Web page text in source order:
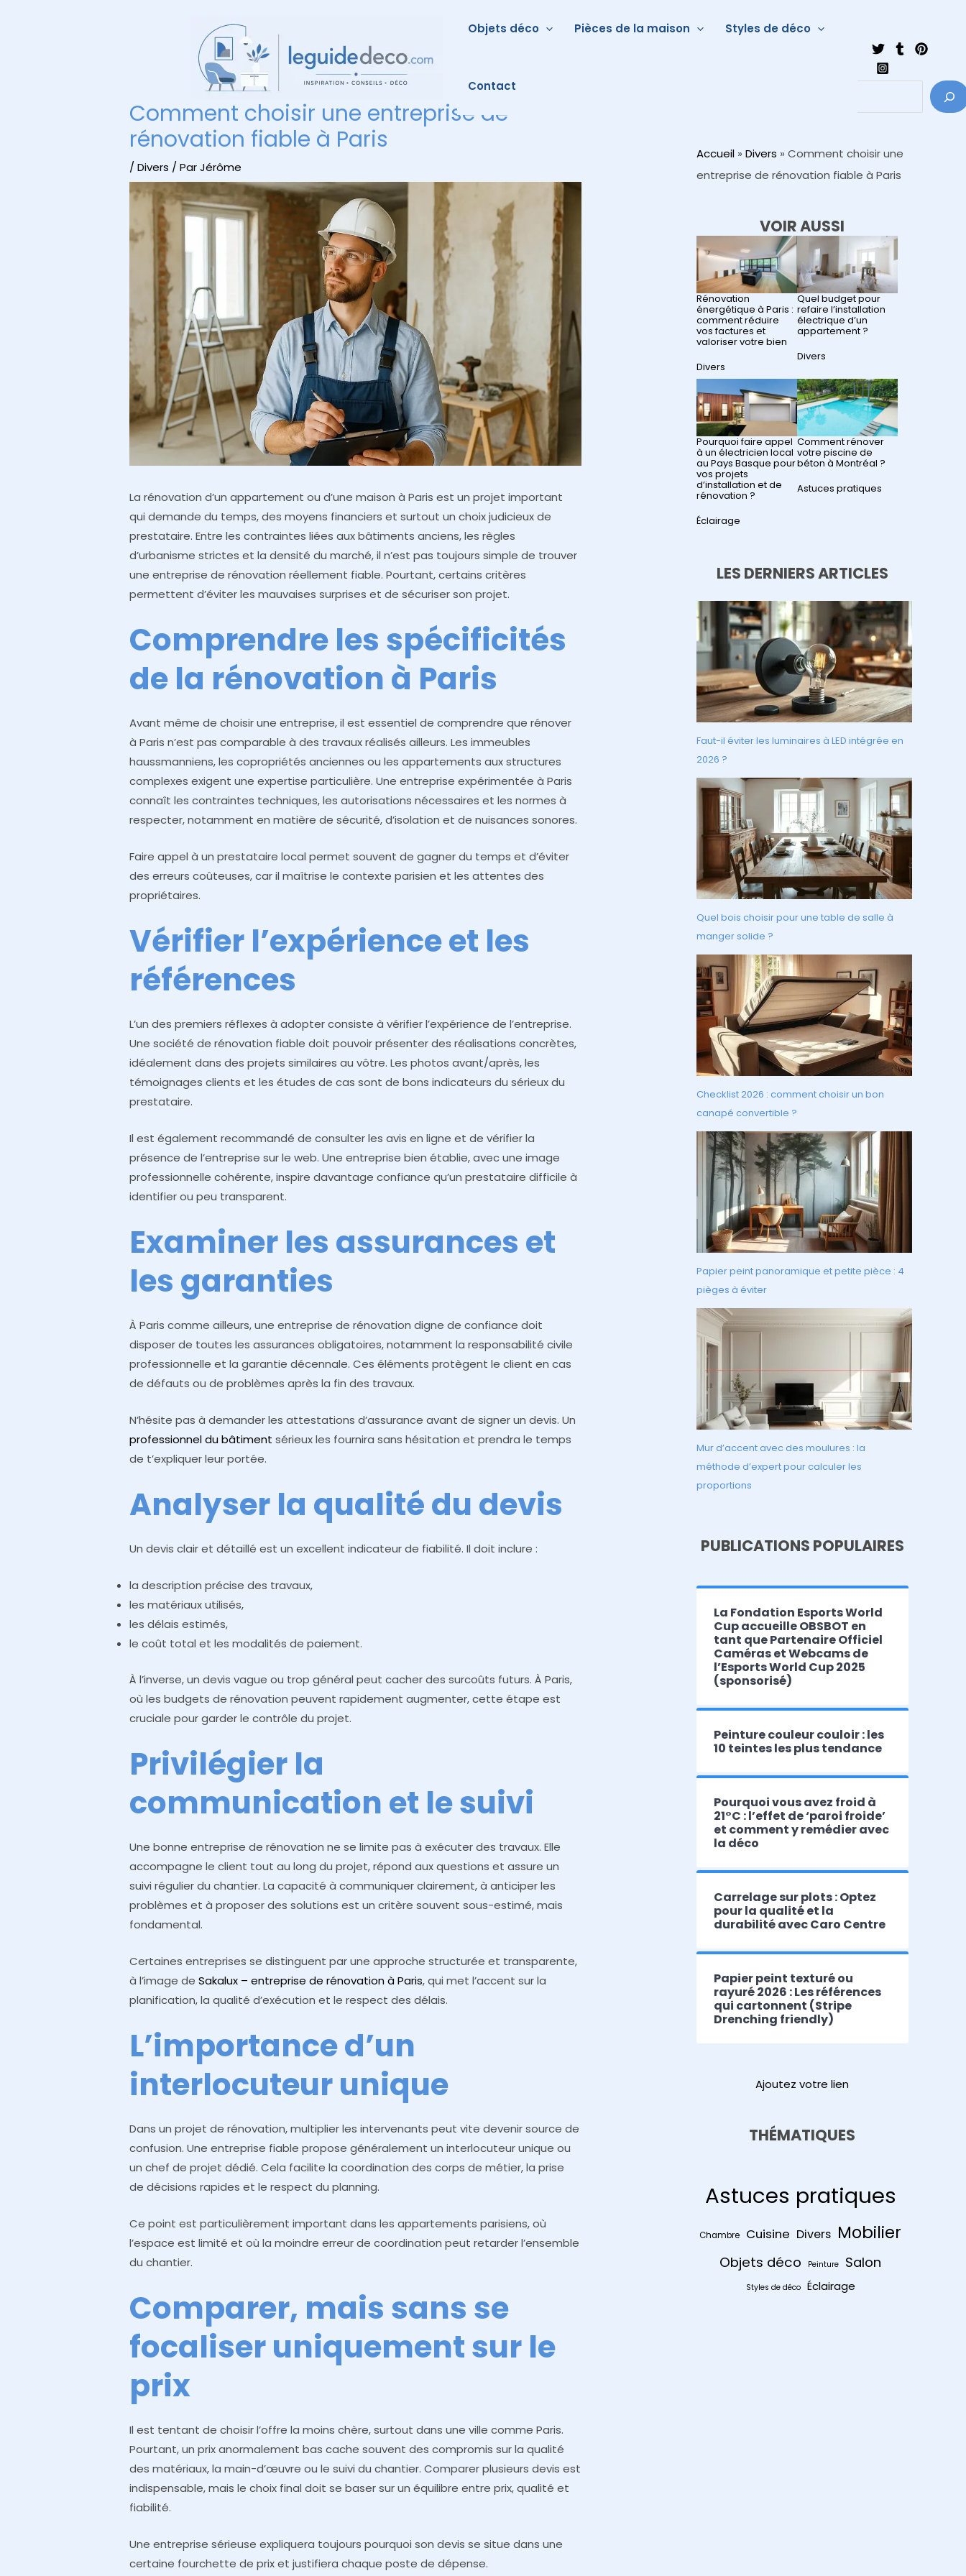
Objets déco Pièces de la maison Styles de déco
Contact
Comment choisir une entreprise de
rénovation fiable à Paris
/Divers / ParJérôme
La rénovation d’un appartement ou d’une maison à Paris est un projet important
qui demande du temps, des moyens financiers et surtout un choix judicieux de
prestataire. Entre les contraintes liées aux bâtiments anciens, les règles
d’urbanisme strictes et la densité du marché, il n’est pas toujours simple de trouver
une entreprise de rénovation réellement fiable. Pourtant, certains critères
permettent d’éviter les mauvaises surprises et de sécuriser son projet.
Comprendre les spécificités
de la rénovation à Paris
Avant même de choisir une entreprise, il est essentiel de comprendre que rénover
à Paris n’est pas comparable à des travaux réalisés ailleurs. Les immeubles
haussmanniens, les copropriétés anciennes ou les appartements aux structures
complexes exigent une expertise particulière. Une entreprise expérimentée à Paris
connaît les contraintes techniques, les autorisations nécessaires et les normes à
respecter, notamment en matière de sécurité, d’isolation et de nuisances sonores.
Faire appel à un prestataire local permet souvent de gagner du temps et d’éviter
des erreurs coûteuses, car il maîtrise le contexte parisien et les attentes des
propriétaires.
Vérifier l’expérience et les
références
L’un des premiers réflexes à adopter consiste à vérifier l’expérience de l’entreprise.
Une société de rénovation fiable doit pouvoir présenter des réalisations concrètes,
idéalement dans des projets similaires au vôtre. Les photos avant/après, les
témoignages clients et les études de cas sont de bons indicateurs du sérieux du
prestataire.
Il est également recommandé de consulter les avis en ligne et de vérifier la
présence de l’entreprise sur le web. Une entreprise bien établie, avec une image
professionnelle cohérente, inspire davantage confiance qu’un prestataire difficile à
identifier ou peu transparent.
Examiner les assurances et
les garanties
À Paris comme ailleurs, une entreprise de rénovation digne de confiance doit
disposer de toutes les assurances obligatoires, notamment la responsabilité civile
professionnelle et la garantie décennale. Ces éléments protègent le client en cas
de défauts ou de problèmes après la fin des travaux.
N’hésite pas à demander les attestations d’assurance avant de signer un devis. Un
professionnel du bâtiment sérieux les fournira sans hésitation et prendra le temps
de t’expliquer leur portée.
Analyser la qualité du devis
Un devis clair et détaillé est un excellent indicateur de fiabilité. Il doit inclure :
la description précise des travaux,
les matériaux utilisés,
les délais estimés,
le coût total et les modalités de paiement.
À l’inverse, un devis vague ou trop général peut cacher des surcoûts futurs. À Paris,
où les budgets de rénovation peuvent rapidement augmenter, cette étape est
cruciale pour garder le contrôle du projet.
Privilégier la
communication et le suivi
Une bonne entreprise de rénovation ne se limite pas à exécuter des travaux. Elle
accompagne le client tout au long du projet, répond aux questions et assure un
suivi régulier du chantier. La capacité à communiquer clairement, à anticiper les
problèmes et à proposer des solutions est un critère souvent sous-estimé, mais
fondamental.
Certaines entreprises se distinguent par une approche structurée et transparente,
à l’image deSakalux – entreprise de rénovation à Paris, qui met l’accent sur la
planification, la qualité d’exécution et le respect des délais.
L’importance d’un
interlocuteur unique
Dans un projet de rénovation, multiplier les intervenants peut vite devenir source de
confusion. Une entreprise fiable propose généralement un interlocuteur unique ou
un chef de projet dédié. Cela facilite la coordination des corps de métier, la prise
de décisions rapides et le respect du planning.
Ce point est particulièrement important dans les appartements parisiens, où
l’espace est limité et où la moindre erreur de coordination peut retarder l’ensemble
du chantier.
Comparer, mais sans se
focaliser uniquement sur le
prix
Il est tentant de choisir l’offre la moins chère, surtout dans une ville comme Paris.
Pourtant, un prix anormalement bas cache souvent des compromis sur la qualité
des matériaux, la main-d’œuvre ou le suivi du chantier. Comparer plusieurs devis est
indispensable, mais le choix final doit se baser sur un équilibre entre prix, qualité et
fiabilité.
Une entreprise sérieuse expliquera toujours pourquoi son devis se situe dans une
certaine fourchette de prix et justifiera chaque poste de dépense.
Accueil » Divers » Comment choisir une
entreprise de rénovation fiable à Paris
VOIR AUSSI
Rénovation
énergétique à Paris :
comment réduire
vos factures et
valoriser votre bien
Par rapport à
Divers
Quel budget pour
refaire l’installation
électrique d’un
appartement ?
Par rapport à
Divers
Pourquoi faire appel
à un électricien local
au Pays Basque pour
vos projets
d’installation et de
rénovation ?
Par rapport à
Éclairage
Comment rénover
votre piscine de
béton à Montréal ?
Par rapport à
Astuces pratiques
LES DERNIERS ARTICLES
Faut-il éviter les luminaires à LED intégrée en
2026 ?
Quel bois choisir pour une table de salle à
manger solide ?
Checklist 2026 : comment choisir un bon
canapé convertible ?
Papier peint panoramique et petite pièce : 4
pièges à éviter
Mur d’accent avec des moulures : la
méthode d’expert pour calculer les
proportions
PUBLICATIONS POPULAIRES
La Fondation Esports World
Cup accueille OBSBOT en
tant que Partenaire Officiel
Caméras et Webcams de
l’Esports World Cup 2025
(sponsorisé)
Peinture couleur couloir : les
10 teintes les plus tendance
Pourquoi vous avez froid à
21°C : l’effet de ‘paroi froide’
et comment y remédier avec
la déco
Carrelage sur plots : Optez
pour la qualité et la
durabilité avec Caro Centre
Papier peint texturé ou
rayuré 2026 : Les références
qui cartonnent (Stripe
Drenching friendly)
Ajoutez votre lien
THÉMATIQUES
Astuces pratiques
Chambre Cuisine Divers Mobilier
Objets déco Peinture Salon
Styles de déco Éclairage